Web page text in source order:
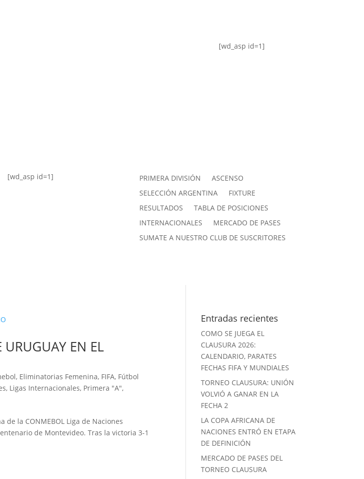
[wd_asp id=1]
[wd_asp id=1] PRIMERA DIVISIÓN
ASCENSO
SELECCIÓN ARGENTINA
FIXTURE
RESULTADOS
TABLA DE POSICIONES
INTERNACIONALES
MERCADO DE PASES
SUMATE A NUESTRO CLUB DE SUSCRITORES
URUGUAY EN EL
, Eliminatorias Femenina, FIFA, Fútbol
, Ligas Internacionales, Primera "A",
la CONMEBOL Liga de Naciones
de Montevideo. Tras la victoria 3-1
Entradas recientes
COMO SE JUEGA EL
CLAUSURA 2026:
CALENDARIO, PARATES
FECHAS FIFA Y MUNDIALES
TORNEO CLAUSURA: UNIÓN
VOLVIÓ A GANAR EN LA
FECHA 2
LA COPA AFRICANA DE
NACIONES ENTRÓ EN ETAPA
DE DEFINICIÓN
MERCADO DE PASES DEL
TORNEO CLAUSURA